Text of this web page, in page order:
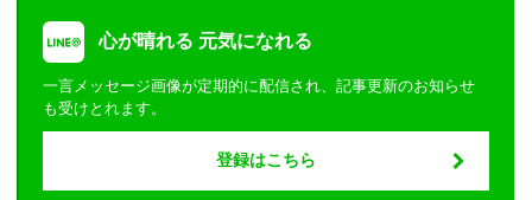
心が晴れる 元気になれる
一言メッセージ画像が定期的に配信され、記事更新のお知らせ
も受けとれます。
登録はこちら